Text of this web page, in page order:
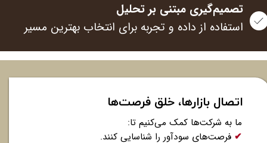
تصمیم‌گیری مبتنی بر تحلیل
استفاده از داده و تجربه برای انتخاب بهترین مسیر
اتصال بازارها، خلق فرصت‌ها
ما به شرکت‌ها کمک می‌کنیم تا:
✔ فرصت‌های سودآور را شناسایی کنند.